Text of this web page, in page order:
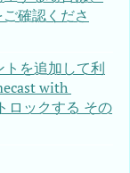
確認くださ
を追加して利
with
ロックする その